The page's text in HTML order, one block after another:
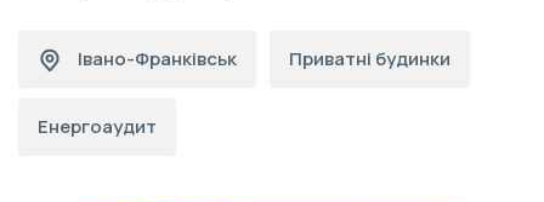
Івано-Франківськ Приватні будинки
Енергоаудит